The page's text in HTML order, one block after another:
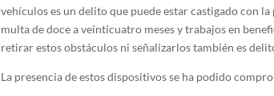
vehículos es un delito que puede estar castigado con la
multa de doce a veinticuatro meses y trabajos en
retirar estos obstáculos ni señalizarlos también es
La presencia de estos dispositivos se ha podido